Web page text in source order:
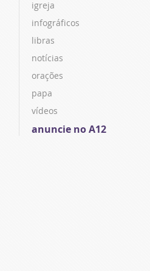
igreja
infográficos
libras
notícias
orações
papa
vídeos
anuncie no A12